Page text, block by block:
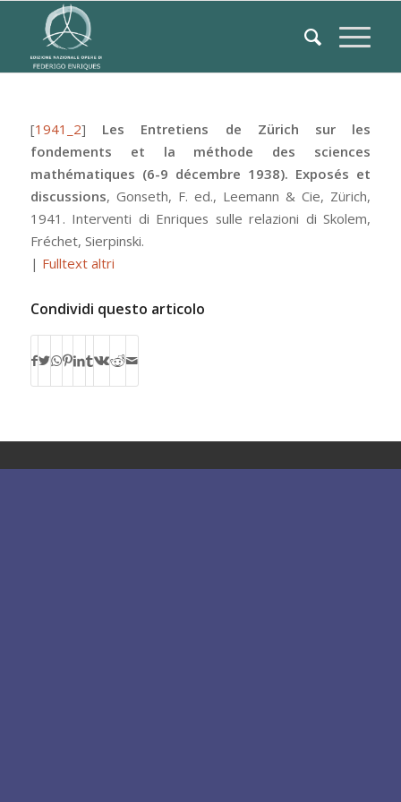
[1941_2] Les Entretiens de Zürich sur les
fondements et la méthode des sciences
mathématiques (6-9 décembre 1938). Exposés et
discussions, Gonseth, F. ed., Leemann & Cie, Zürich,
1941. Interventi di Enriques sulle relazioni di Skolem,
Fréchet, Sierpinski.
| Fulltext altri
Condividi questo articolo